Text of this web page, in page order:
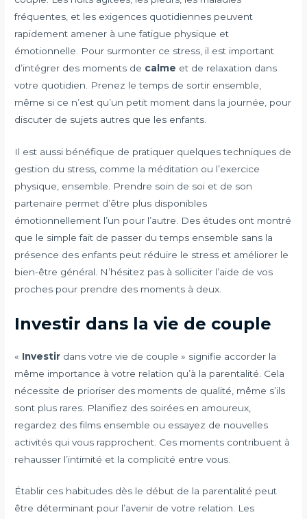
fréquentes, et les exigences quotidiennes peuvent
rapidement amener à une fatigue physique et
émotionnelle. Pour surmonter ce stress, il est important
d’intégrer des moments de calme et de relaxation dans
votre quotidien. Prenez le temps de sortir ensemble,
même si ce n’est qu’un petit moment dans la journée, pour
discuter de sujets autres que les enfants.
Il est aussi bénéfique de pratiquer quelques techniques de
gestion du stress, comme la méditation ou l’exercice
physique, ensemble. Prendre soin de soi et de son
partenaire permet d’être plus disponibles
émotionnellement l’un pour l’autre. Des études ont montré
que le simple fait de passer du temps ensemble sans la
présence des enfants peut réduire le stress et améliorer le
bien-être général. N’hésitez pas à solliciter l’aide de vos
proches pour prendre des moments à deux.
Investir dans la vie de couple
« Investir dans votre vie de couple » signifie accorder la
même importance à votre relation qu’à la parentalité. Cela
nécessite de prioriser des moments de qualité, même s’ils
sont plus rares. Planifiez des soirées en amoureux,
regardez des films ensemble ou essayez de nouvelles
activités qui vous rapprochent. Ces moments contribuent à
rehausser l’intimité et la complicité entre vous.
Établir ces habitudes dès le début de la parentalité peut
être déterminant pour l’avenir de votre relation. Les